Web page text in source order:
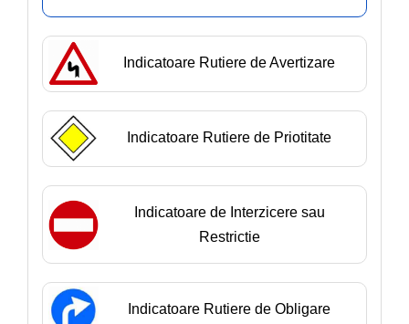
Indicatoare Rutiere de Avertizare
Indicatoare Rutiere de Priotitate
Indicatoare de Interzicere sau
Restrictie
Indicatoare Rutiere de Obligare